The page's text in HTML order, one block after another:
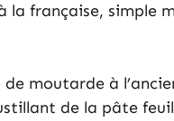
française, simple
de moutarde à
de la pâte